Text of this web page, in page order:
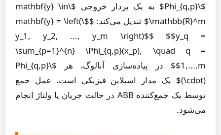
$\Phi_{q,p}$ به یک بردار خروجی $\mathbf{y} \in
\mathbb{R}^m$ تبدیل می‌کند: $$\mathbf{y} = \left(
y_1, y_2, ..., y_m \right)$$ $$y_q =
\sum_{p=1}^{n} \Phi_{q,p}(x_p), \quad q =
1,...,m$$ در پیاده‌سازی آنالوگ، هر $\Phi_{q,p}
(\cdot)$ یک مدار اسپلاین فیزیکی است. عمل جمع
توسط یک جمع‌کننده ABB در حالت جریان یا ولتاژ انجام
می‌شود.